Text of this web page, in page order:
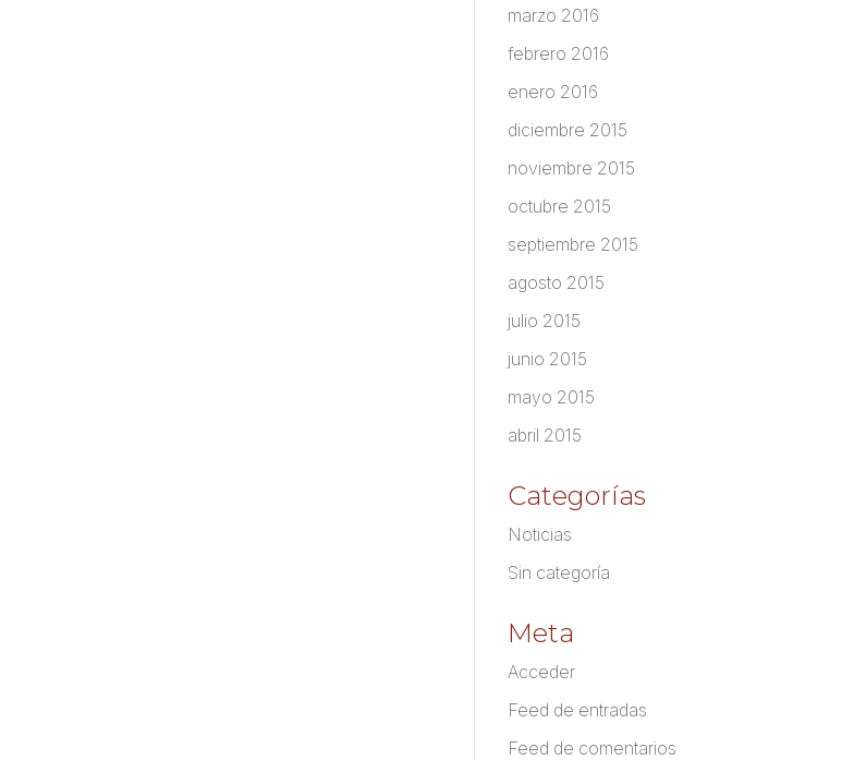
marzo 2016
febrero 2016
enero 2016
diciembre 2015
noviembre 2015
octubre 2015
septiembre 2015
agosto 2015
julio 2015
junio 2015
mayo 2015
abril 2015
Categorías
Noticias
Sin categoría
Meta
Acceder
Feed de entradas
Feed de comentarios